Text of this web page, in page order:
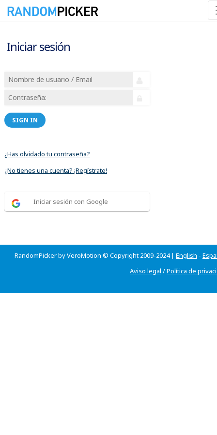
Iniciar sesión
SIGN IN
¿Has olvidado tu contraseña?
¿No tienes una cuenta? ¡Regístrate!
Iniciar sesión con Google
RandomPicker by VeroMotion © Copyright 2009-2024 | English -
Aviso legal /Política de